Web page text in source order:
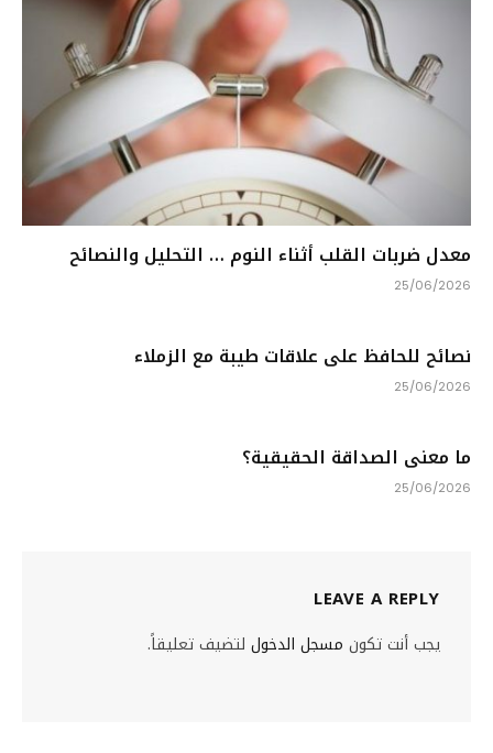
معدل ضربات القلب أثناء النوم … التحليل والنصائح
25/06/2026
نصائح للحافظ على علاقات طيبة مع الزملاء
25/06/2026
ما معنى الصداقة الحقيقية؟
25/06/2026
LEAVE A REPLY
يجب أنت تكون مسجل الدخول لتضيف تعليقاً.